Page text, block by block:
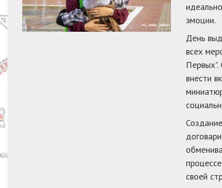
эмоции.
День
всех
внести
своей